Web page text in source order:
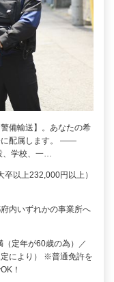
備輸送】。あなたの希
に配属します。 ――
学校、一…
以上232,000円以上）
内いずれかの事業所へ
定年が60歳の為）／
により） ※普通免許を
！